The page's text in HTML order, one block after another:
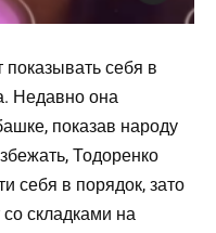
себя в
Недавно она
показав народу
Тодоренко
себя в порядок, зато
складками на